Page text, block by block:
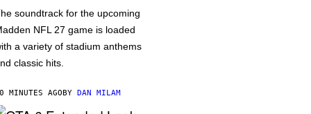
soundtrack for the upcoming
NFL 27 game is loaded
a variety of stadium anthems
classic hits.
MINUTES AGOBY DAN MILAM